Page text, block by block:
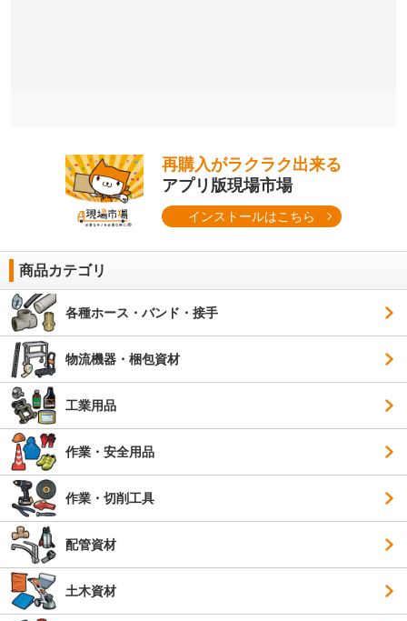
再購入がラクラク出来る
アプリ版現場市場
インストールはこちら
商品カテゴリ
各種ホース・バンド・接手
物流機器・梱包資材
工業用品
作業・安全用品
作業・切削工具
配管資材
土木資材